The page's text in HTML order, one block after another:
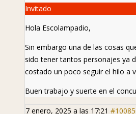
Invitado
Hola Escolampadio,
Sin embargo una de las cosas
sido tener tantos personajes ya
costado un poco seguir el hilo a
Buen trabajo y suerte en el
7 enero, 2025 a las 17:21